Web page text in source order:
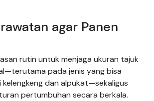
agar Panen
rutin untuk menjaga ukuran tajuk
pada jenis yang bisa
dan alpukat—sekaligus
pertumbuhan secara berkala.